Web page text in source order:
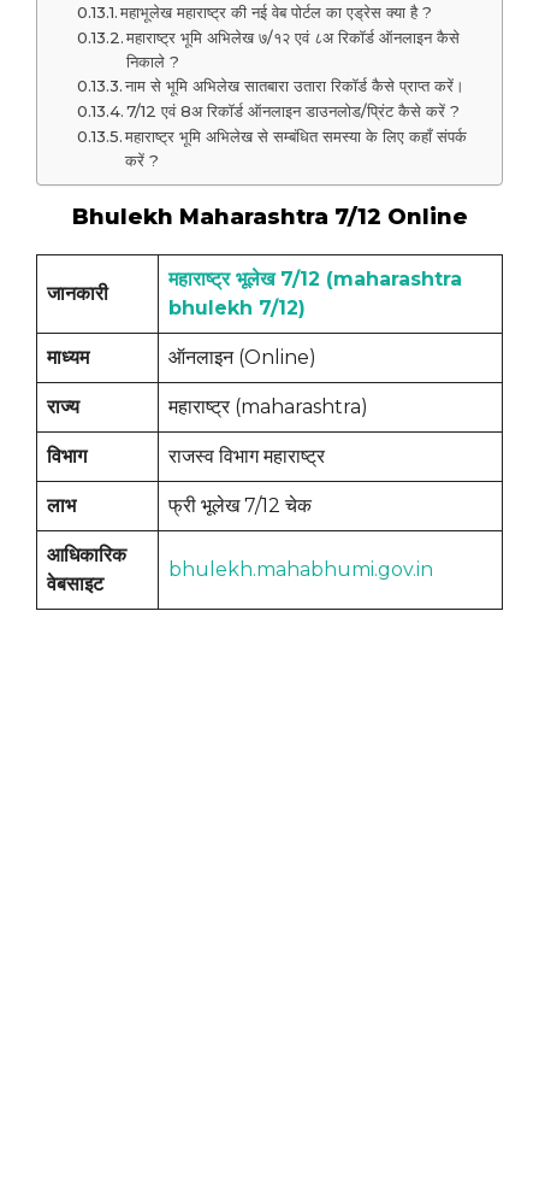
महाभूलेख महाराष्ट्र की नई वेब पोर्टल का एड्रेस क्या है ?
महाराष्ट्र भूमि अभिलेख ७/१२ एवं ८अ रिकॉर्ड ऑनलाइन कैसे
निकाले ?
नाम से भूमि अभिलेख सातबारा उतारा रिकॉर्ड कैसे प्राप्त करें।
7/12 एवं 8अ रिकॉर्ड ऑनलाइन डाउनलोड/प्रिंट कैसे करें ?
महाराष्ट्र भूमि अभिलेख से सम्बंधित समस्या के लिए कहाँ संपर्क
करें ?
Bhulekh Maharashtra 7/12 Online
जानकारी
महाराष्ट्र भूलेख 7/12 (maharashtra
bhulekh 7/12)
माध्यम ऑनलाइन (Online)
राज्य महाराष्ट्र (maharashtra)
विभाग राजस्व विभाग महाराष्ट्र
लाभ फ्री भूलेख 7/12 चेक
आधिकारिक
वेबसाइट
bhulekh.mahabhumi.gov.in